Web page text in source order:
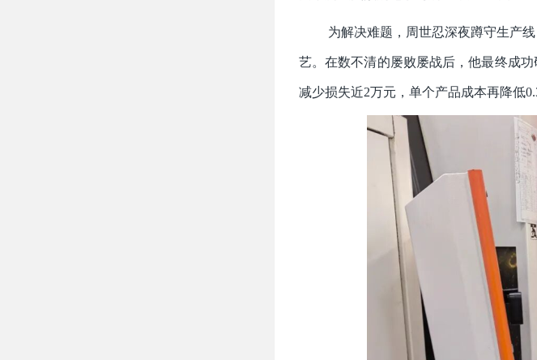
为解决难题，周世忍深夜蹲守生产
艺。在数不清的屡败屡战后，他最终成
减少损失近2万元，单个产品成本再降低